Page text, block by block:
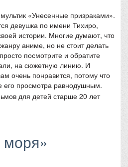
«Унесенные призраками».
девушка по имени Тихиро,
истории. Многие думают, что
аниме, но не стоит делать
посмотрите и обратите
на сюжетную линию. И
очень понравится, потому что
его просмотра равнодушным.